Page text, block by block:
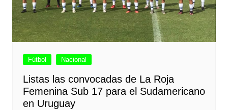
Fútbol Nacional
Listas las convocadas de La Roja
Femenina Sub 17 para el Sudamericano
en Uruguay